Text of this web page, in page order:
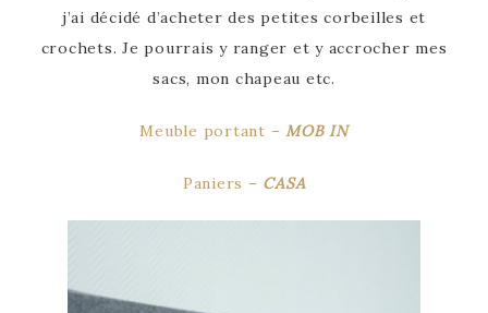
j’ai décidé d’acheter des petites corbeilles et
crochets. Je pourrais y ranger et y accrocher mes
sacs, mon chapeau etc.
Meuble portant –MOB IN
Paniers – CASA